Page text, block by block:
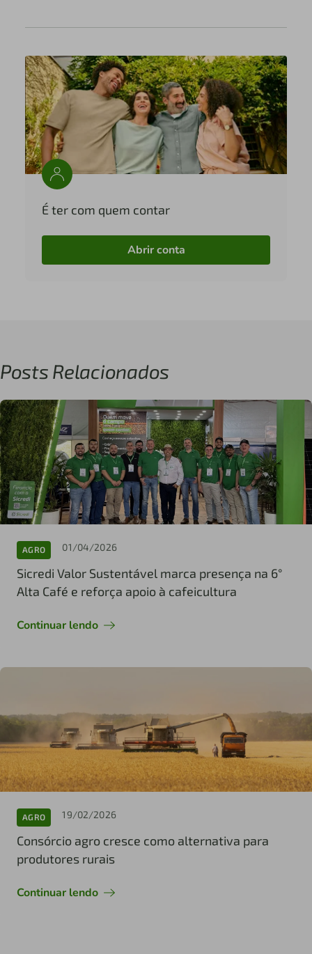
É ter com quem contar
Abrir conta
Posts Relacionados
AGRO 01/04/2026
Sicredi Valor Sustentável marca presença na 6°
Alta Café e reforça apoio à cafeicultura
Continuar lendo
AGRO 19/02/2026
Consórcio agro cresce como alternativa para
produtores rurais
Continuar lendo